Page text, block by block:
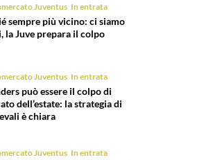
Juventus In entrata
sempre più vicino: ci siamo
la Juve prepara il colpo
Juventus In entrata
può essere il colpo di
dell’estate: la strategia di
è chiara
Juventus In entrata